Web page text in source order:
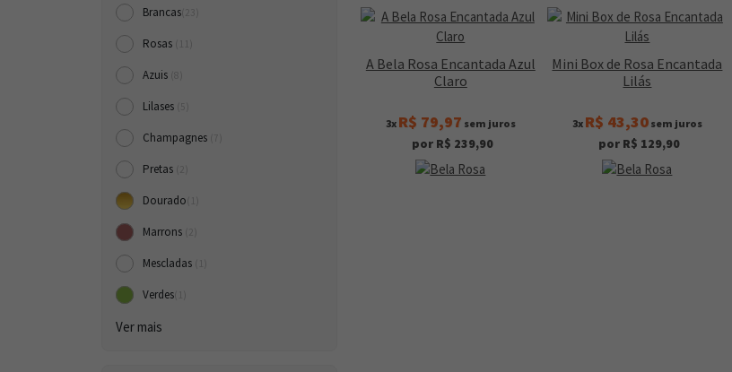
Brancas
Rosas
Azuis
Lilases
Champagnes
Pretas
Dourado
Marrons
Mescladas
Verdes
Ver mais
A Bela Rosa Encantada Azul
Claro
3x R$ 79,97 sem juros
por R$ 239,90
Mini Box de Rosa Encantada
Lilás
3x R$ 43,30sem juros
por R$ 129,90